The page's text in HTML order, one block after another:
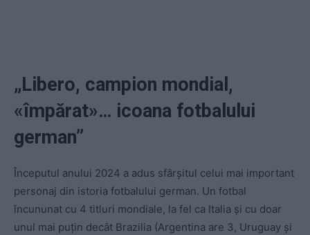
„Libero, campion mondial,
«împărat»… icoana fotbalului
german”
Începutul anului 2024 a adus sfârșitul celui mai important
personaj din istoria fotbalului german. Un fotbal
încununat cu 4 titluri mondiale, la fel ca Italia și cu doar
unul mai puțin decât Brazilia (Argentina are 3, Uruguay și